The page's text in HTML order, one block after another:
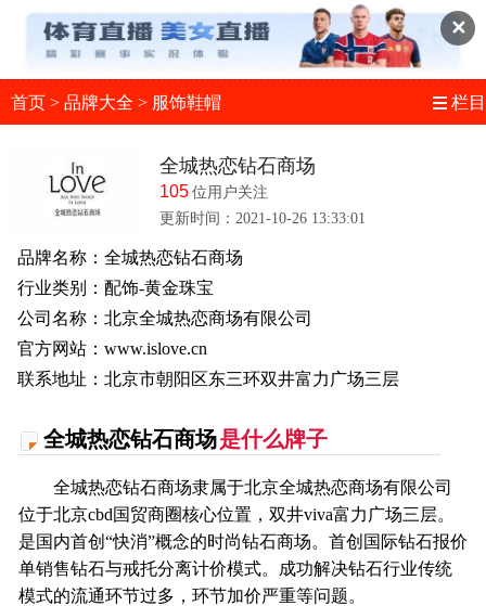
✕
首页 > 品牌大全 > 服饰鞋帽 栏目
全城热恋钻石商场
105 位用户关注
更新时间：2021-10-26 13:33:01
品牌名称：全城热恋钻石商场
行业类别：配饰-黄金珠宝
公司名称：北京全城热恋商场有限公司
官方网站：www.islove.cn
联系地址：北京市朝阳区东三环双井富力广场三层
全城热恋钻石商场是什么牌子
全城热恋钻石商场隶属于北京全城热恋商场有限公司
位于北京cbd国贸商圈核心位置，双井viva富力广场三层。
是国内首创“快消”概念的时尚钻石商场。首创国际钻石报价
单销售钻石与戒托分离计价模式。成功解决钻石行业传统
模式的流通环节过多，环节加价严重等问题。